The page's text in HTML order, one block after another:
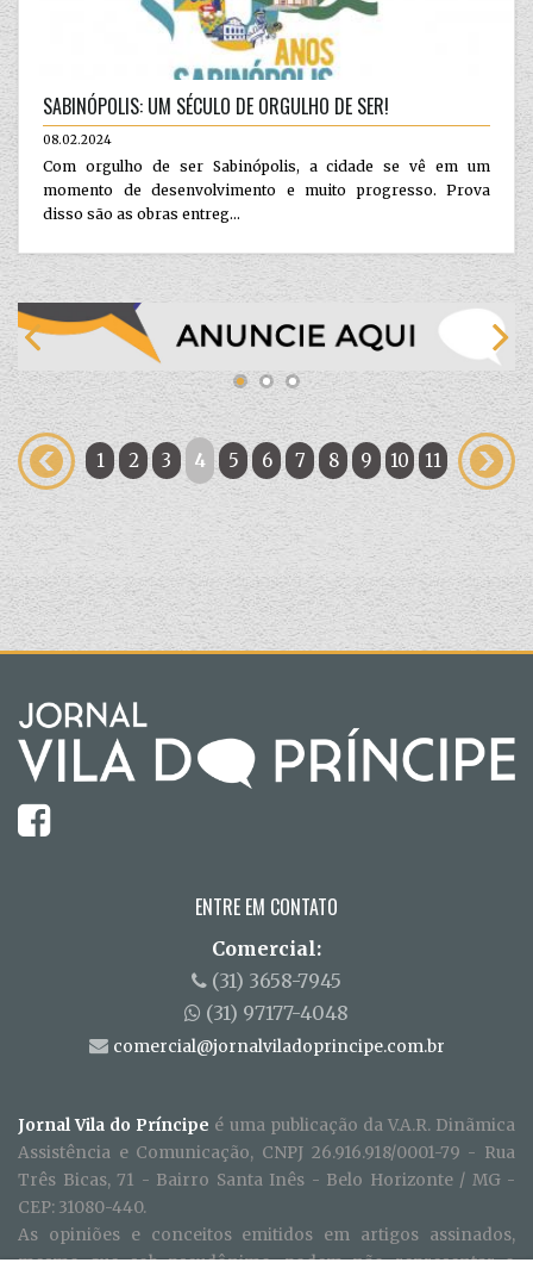
SABINÓPOLIS: UM SÉCULO DE ORGULHO DE SER!
08.02.2024
Com orgulho de ser Sabinópolis, a cidade se vê em um
momento de desenvolvimento e muito progresso. Prova
disso são as obras entreg...
1 2 3 4 5 6 7 8 9 10 11
ENTRE EM CONTATO
Comercial:
(31) 3658-7945
(31) 97177-4048
comercial@jornalviladoprincipe.com.br
Jornal Vila do Príncipe é uma publicação da V.A.R. Dinãmica
Assistência e Comunicação, CNPJ 26.916.918/0001-79 - Rua
Três Bicas, 71 - Bairro Santa Inês - Belo Horizonte / MG -
CEP: 31080-440.
As opiniões e conceitos emitidos em artigos assinados,
mesmo que sob pseudônimo, podem não representar o